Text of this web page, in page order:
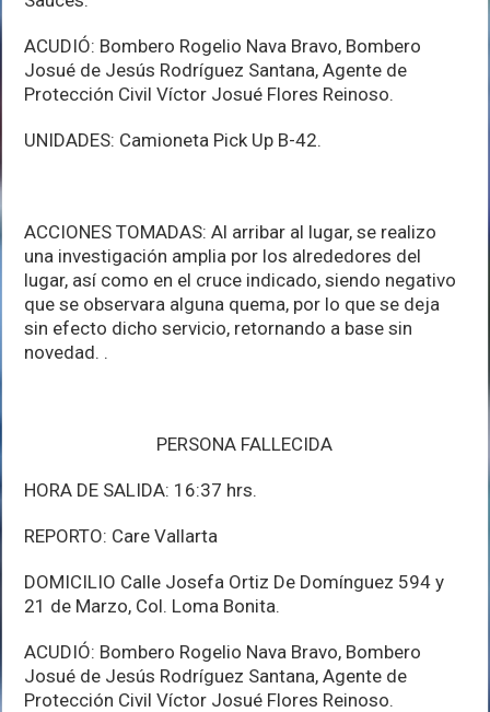
ACUDIÓ: Bombero Rogelio Nava Bravo, Bombero
Josué de Jesús Rodríguez Santana, Agente de
Protección Civil Víctor Josué Flores Reinoso.
UNIDADES: Camioneta Pick Up B-42.
ACCIONES TOMADAS: Al arribar al lugar, se realizo
una investigación amplia por los alrededores del
lugar, así como en el cruce indicado, siendo negativo
que se observara alguna quema, por lo que se deja
sin efecto dicho servicio, retornando a base sin
novedad. .
PERSONA FALLECIDA
HORA DE SALIDA: 16:37 hrs.
REPORTO: Care Vallarta
DOMICILIO Calle Josefa Ortiz De Domínguez 594 y
21 de Marzo, Col. Loma Bonita.
ACUDIÓ: Bombero Rogelio Nava Bravo, Bombero
Josué de Jesús Rodríguez Santana, Agente de
Protección Civil Víctor Josué Flores Reinoso.